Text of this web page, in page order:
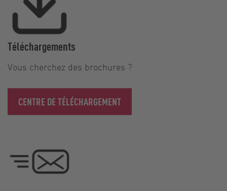
Téléchargements
Vous cherchez des brochures ?
CENTRE DE TÉLÉCHARGEMENT